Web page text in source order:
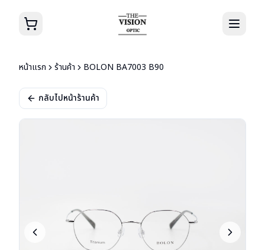
หน้าแรก ร้านค้า BOLON BA7003 B90
กลับไปหน้าร้านค้า